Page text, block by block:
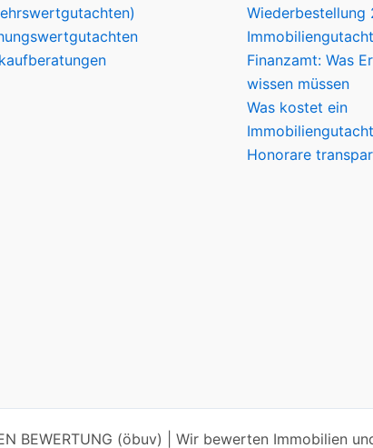
Finanzamt: Was
wissen müssen
Was kostet ein
Honorare
BEWERTUNG (öbuv) | Wir bewerten Immobilien